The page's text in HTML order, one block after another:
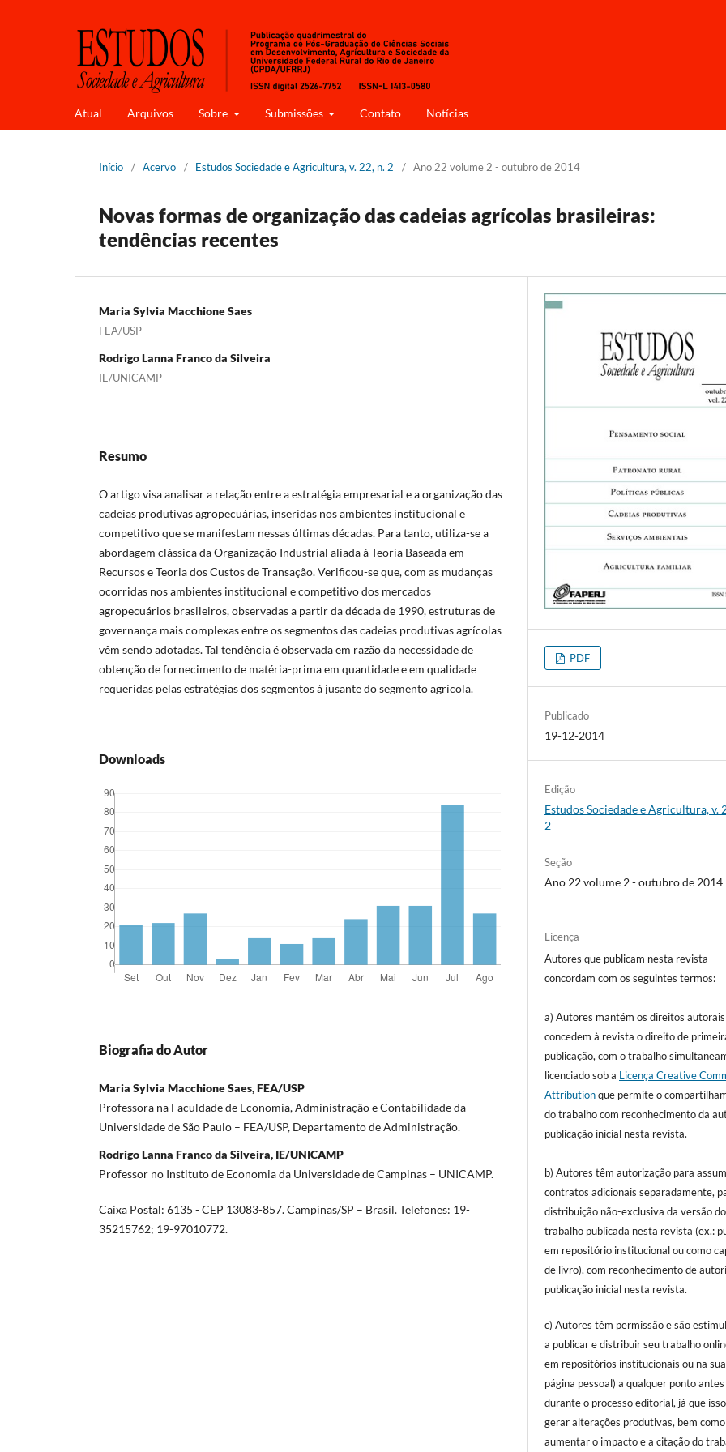
Atual Arquivos Sobre Submissões Contato Notícias
Início / Acervo / Estudos Sociedade e Agricultura, v. 22, n. 2 / Ano 22 volume 2 - outubro de 2014
Novas formas de organização das cadeias agrícolas brasileiras:
tendências recentes
Maria Sylvia Macchione Saes
FEA/USP
Rodrigo Lanna Franco da Silveira
IE/UNICAMP
Resumo
O artigo visa analisar a relação entre a estratégia empresarial e a organização das
cadeias produtivas agropecuárias, inseridas nos ambientes institucional e
competitivo que se manifestam nessas últimas décadas. Para tanto, utiliza-se a
abordagem clássica da Organização Industrial aliada à Teoria Baseada em
Recursos e Teoria dos Custos de Transação. Verificou-se que, com as mudanças
ocorridas nos ambientes institucional e competitivo dos mercados
agropecuários brasileiros, observadas a partir da década de 1990, estruturas de
governança mais complexas entre os segmentos das cadeias produtivas agrícolas
vêm sendo adotadas. Tal tendência é observada em razão da necessidade de
obtenção de fornecimento de matéria-prima em quantidade e em qualidade
requeridas pelas estratégias dos segmentos à jusante do segmento agrícola.
Downloads
Biografia do Autor
Maria Sylvia Macchione Saes, FEA/USP
Professora na Faculdade de Economia, Administração e Contabilidade da
Universidade de São Paulo – FEA/USP, Departamento de Administração.
Rodrigo Lanna Franco da Silveira, IE/UNICAMP
Professor no Instituto de Economia da Universidade de Campinas – UNICAMP.
Caixa Postal: 6135 - CEP 13083-857. Campinas/SP – Brasil. Telefones: 19-
35215762; 19-97010772.
PDF
Publicado
19-12-2014
Edição
Estudos Sociedade e Agricultura, v.
2
Seção
Ano 22 volume 2 - outubro de 2014
Licença
Autores que publicam nesta revista
concordam com os seguintes termos:
a) Autores mantém os direitos
concedem à revista o direito de
publicação, com o trabalho
licenciado sob a Licença Creative
Attributionque permite o
do trabalho com reconhecimento da
publicação inicial nesta revista.
b) Autores têm autorização para
contratos adicionais separadamente,
distribuição não-exclusiva da versão do
trabalho publicada nesta revista (ex.:
em repositório institucional ou como
de livro), com reconhecimento de
publicação inicial nesta revista.
c) Autores têm permissão e são
a publicar e distribuir seu trabalho
em repositórios institucionais ou na sua
página pessoal) a qualquer ponto
durante o processo editorial, já que
gerar alterações produtivas, bem como
aumentar o impacto e a citação do